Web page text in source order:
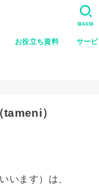
お役立ち資料 サー
SEARCH
）
います）は、